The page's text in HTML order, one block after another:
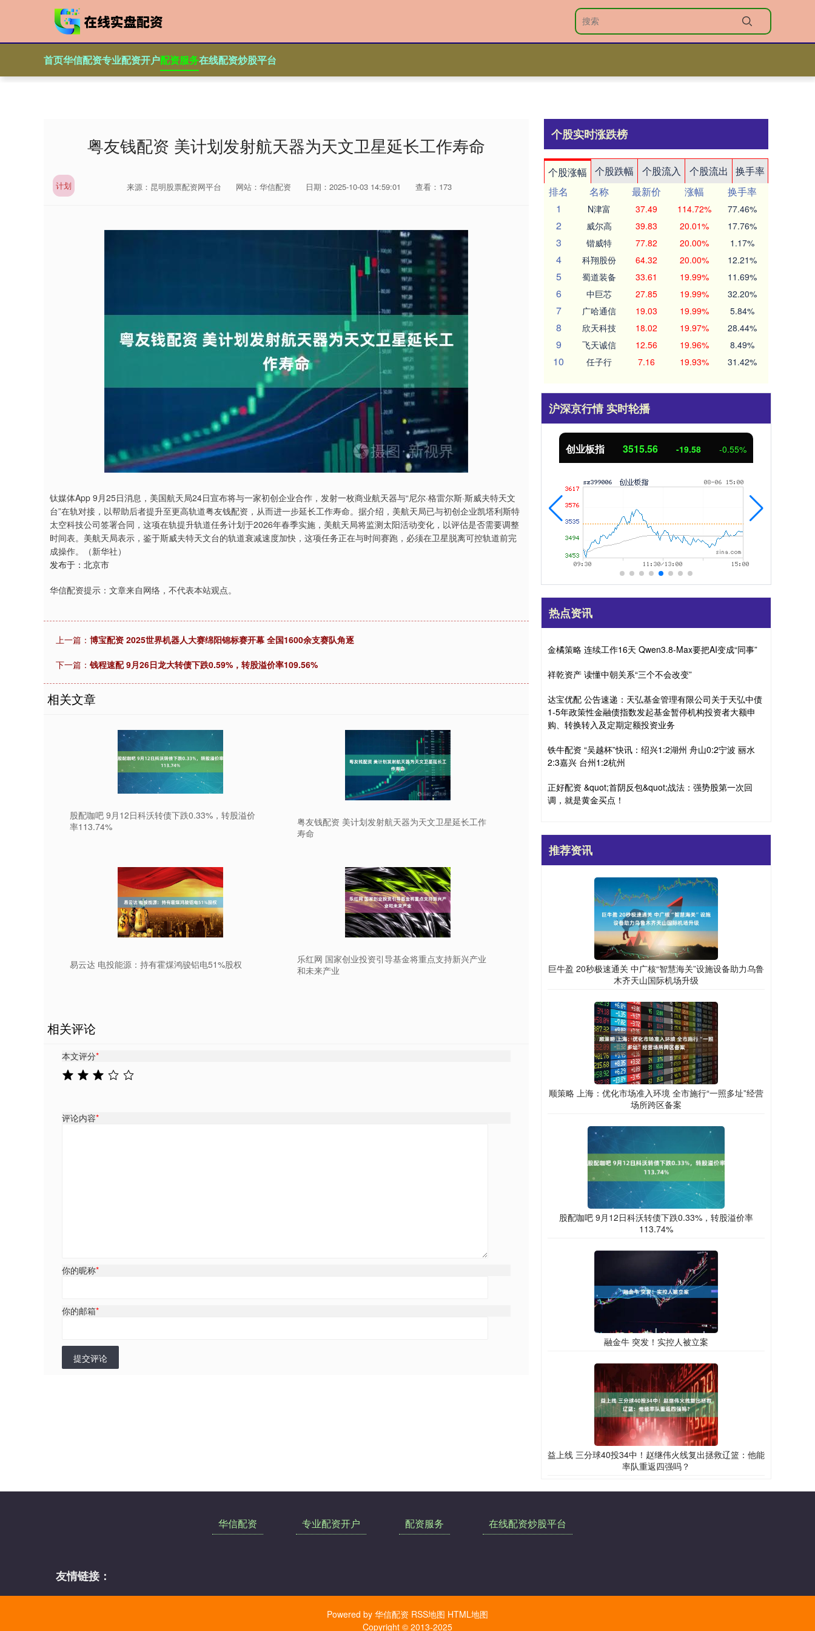
首页华信配资专业配资开户配资服务在线配资炒股平台
粤友钱配资 美计划发射航天器为天文卫星延长工作寿命
计划 来源：昆明股票配资网平台 网站：华信配资 日期：2025-10-03 14:59:01 查看：173
钛媒体App 9月25日消息，美国航天局24日宣布将与一家初创企业合作，发射一枚商业航天器与“尼尔·格雷尔斯·斯威夫特天文
台”在轨对接，以帮助后者提升至更高轨道粤友钱配资，从而进一步延长工作寿命。据介绍，美航天局已与初创企业凯塔利斯特
太空科技公司签署合同，这项在轨提升轨道任务计划于2026年春季实施，美航天局将监测太阳活动变化，以评估是否需要调整
时间表。美航天局表示，鉴于斯威夫特天文台的轨道衰减速度加快，这项任务正在与时间赛跑，必须在卫星脱离可控轨道前完
成操作。（新华社）
发布于：北京市
华信配资提示：文章来自网络，不代表本站观点。
上一篇： 博宝配资 2025世界机器人大赛绵阳锦标赛开幕 全国1600余支赛队角逐
下一篇： 钱程速配 9月26日龙大转债下跌0.59%，转股溢价率109.56%
相关文章
股配咖吧 9月12日科沃转债下跌0.33%，转股溢价
率113.74%
粤友钱配资 美计划发射航天器为天文卫星延长工作
寿命
易云达 电投能源：持有霍煤鸿骏铝电51%股权
乐红网 国家创业投资引导基金将重点支持新兴产业
和未来产业
相关评论
本文评分*
评论内容*
你的昵称*
你的邮箱*
提交评论
个股实时涨跌榜
个股涨幅 个股跌幅 个股流入 个股流出
换手率
排名
名称 最新价 涨幅
换手率
1
N津富 37.49 114.72% 77.46%
2 威尔高 39.83 20.01% 17.76%
3 锴威特 77.82 20.00% 1.17%
4 科翔股份 64.32 20.00% 12.21%
5 蜀道装备 33.61 19.99% 11.69%
6 中巨芯 27.85 19.99% 32.20%
7 广哈通信 19.03 19.99% 5.84%
8 欣天科技 18.02 19.97% 28.44%
9 飞天诚信 12.56 19.96% 8.49%
10 任子行 7.16 19.93% 31.42%
沪深京行情 实时轮播
沪深300 4651.31 -6.85 -0.15% 北证50 1122.88 3.42 创业板指 3515.56 -19.58 -0.55%
热点资讯
金橘策略 连续工作16天 Qwen3.8-Max要把AI变成“同事”
祥乾资产 读懂中朝关系“三个不会改变”
达宝优配 公告速递：天弘基金管理有限公司关于天弘中债
1-5年政策性金融债指数发起基金暂停机构投资者大额申
购、转换转入及定期定额投资业务
铁牛配资 “吴越杯”快讯：绍兴1:2湖州 舟山0:2宁波 丽水
2:3嘉兴 台州1:2杭州
正好配资 &quot;首阴反包&quot;战法：强势股第一次回
调，就是黄金买点！
推荐资讯
巨牛盈 20秒极速通关 中广核“智慧海关”设施设备助力乌鲁
木齐天山国际机场升级
顺策略 上海：优化市场准入环境 全市施行“一照多址”经营
场所跨区备案
股配咖吧 9月12日科沃转债下跌0.33%，转股溢价率
113.74%
融金牛 突发！实控人被立案
益上线 三分球40投34中！赵继伟火线复出拯救辽篮：他能
率队重返四强吗？
华信配资 专业配资开户 配资服务 在线配资炒股平台
友情链接：
Powered by 华信配资 RSS地图 HTML地图
Copyright © 2013-2025